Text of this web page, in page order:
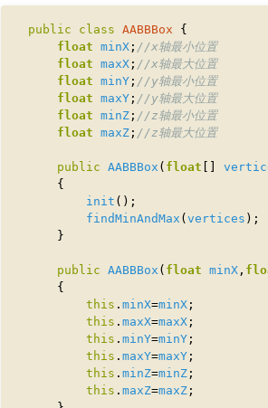
public class AABBBox
float minX ; //x轴最小位置
float maxX ; //x轴最大位置
float minY ; //y轴最小位置
float maxY ; //y轴最大位置
float minZ ; //z轴最小位置
float maxZ ; //z轴最大位置
public AABBBox ( float
init
findMinAndMax ( vertices
public AABBBox ( float minX ,
this . minX=minX
this . maxX=maxX
this . minY=minY
this . maxY=maxY
this . minZ=minZ
this . maxZ=maxZ